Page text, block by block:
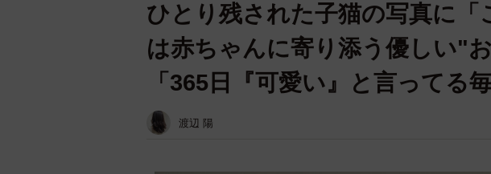
ひとり残された子猫の写真に「
は赤ちゃんに寄り添う優しい"
「365日『可愛い』と言ってる毎
渡辺 陽